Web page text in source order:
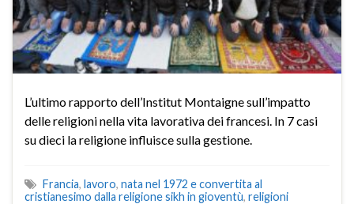
L’ultimo rapporto dell’Institut Montaigne sull’impatto
delle religioni nella vita lavorativa dei francesi. In 7 casi
su dieci la religione influisce sulla gestione.
Francia, lavoro, nata nel 1972 e convertita al
cristianesimo dalla religione sikh in gioventù, religioni